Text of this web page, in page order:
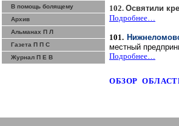
В помощь болящему
Архив
Альманах П Л
Газета П П С
Журнал П Е В
102. Освятили
Подробнее…
101.
местный
Подробнее…
ОБЗОР